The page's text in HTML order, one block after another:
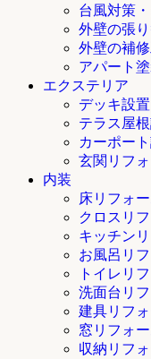
台風対策
外壁の張り
外壁の補
アパート
エクステリア
デッキ設
テラス屋
カーポー
玄関リフ
内装
床リフォ
クロスリ
キッチン
お風呂リ
トイレリ
洗面台リ
建具リフ
窓リフォ
収納リフ